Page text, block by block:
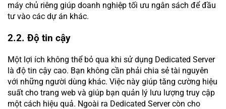
máy chủ riêng giúp doanh nghiệp tối ưu ngân sách để đầu
tư vào các dự án khác.
2.2. Độ tin cậy
Một lợi ích không thể bỏ qua khi sử dụng Dedicated Server
là độ tin cậy cao. Bạn không cần phải chia sẻ tài nguyên
với những người dùng khác. Việc này giúp tăng cường hiệu
suất cho trang web và giúp bạn quản lý lưu lượng truy cập
một cách hiệu quả. Ngoài ra Dedicated Server còn cho